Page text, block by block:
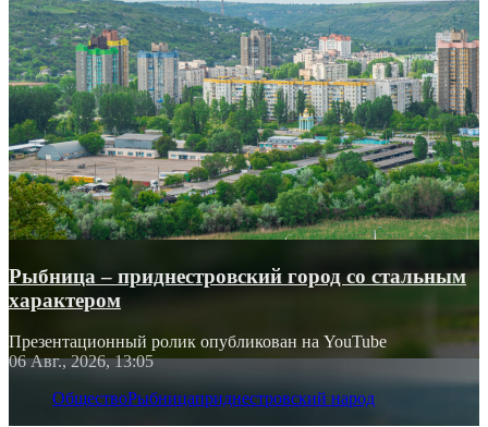
Рыбница – приднестровский город со стальным
характером
Презентационный ролик опубликован на YouTube
06 Авг., 2026, 13:05
ОбществоРыбницаприднестровский народ